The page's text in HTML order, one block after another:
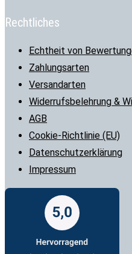
Rechtliches
Echtheit von
Zahlungsarten
Versandarten
Widerrufsbelehrung &
AGB
Cookie-Richtlinie (EU)
Datenschutzerklärung
Impressum